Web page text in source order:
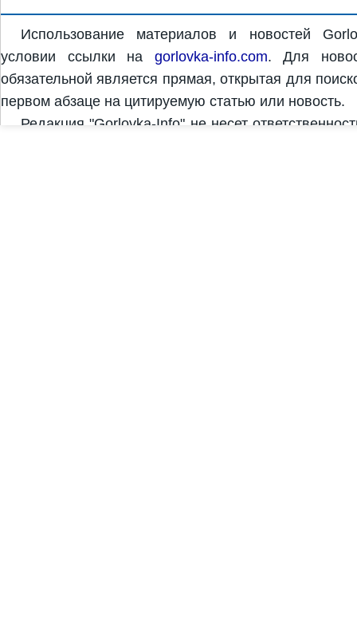
Использование материалов и новостей
условии ссылки на gorlovka-info.com. Для
обязательной является прямая, открытая для
первом абзаце на цитируемую статью или новость.
Редакция "Gorlovka-Info" не несет